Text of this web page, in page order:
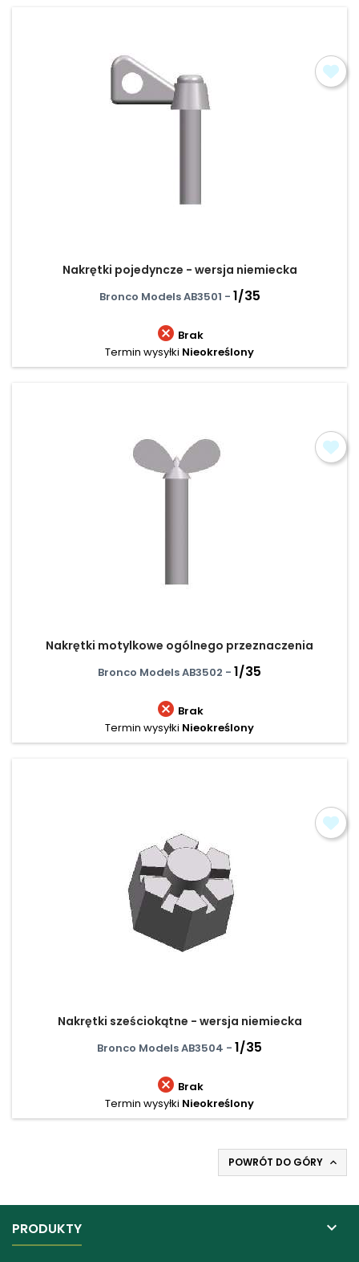
Nakrętki pojedyncze - wersja niemiecka
Bronco Models AB3501 - 1/35
 Brak
Termin wysyłki Nieokreślony
Nakrętki motylkowe ogólnego przeznaczenia
Bronco Models AB3502 - 1/35
 Brak
Termin wysyłki Nieokreślony
Nakrętki sześciokątne - wersja niemiecka
Bronco Models AB3504 - 1/35
 Brak
Termin wysyłki Nieokreślony
POWRÓT DO GÓRY 
PRODUKTY 